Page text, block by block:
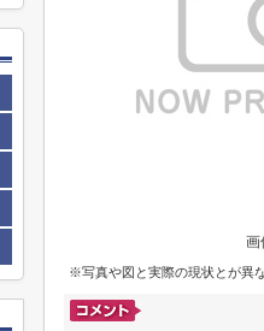
画
※写真や図と実際の現状とが異